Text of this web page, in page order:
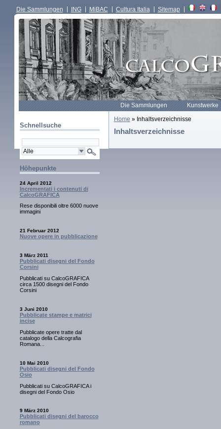
Die Sammlungen ING MiBAC Cultura Italia Sitemap
Die Sammlungen Kunstwerke
Schnellsuche
Höhepunkte
24 April 2012
Incrementati i contenuti di
CalcoGRAFICA
Rese disponibili oltre 6000 nuove
immagini
21 Februar 2012
Nuove opere in pubblicazione
3 März 2011
Pubblicati disegni del Fondo
Corsini
Pubblicati su CalcoGRAFICA
circa 1500 disegni del Fondo
Corsini
3 Juni 2010
Pubblicate stampe e matrici
incise
Pubblicate opere tratte dal
catalogo della Calcografia
Romana...
10 Mai 2010
Pubblicati disegni del Fondo
Osio
Pubblicati su CalcoGRAFICA i
disegni del Fondo Osio
9 März 2010
Pubblicati disegni del barocco
romano
Home » Inhaltsverzeichnisse
Inhaltsverzeichnisse